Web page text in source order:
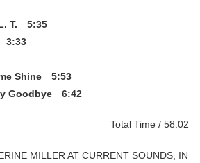
T. 5:35
3:33
Shine 5:53
Goodbye 6:42
Total Time / 58:02
MILLER AT CURRENT SOUNDS, IN